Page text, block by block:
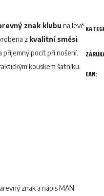
znak klubu na levé
z kvalitní směsi
příjemný pocit při nošení.
kouskem šatníku.
znak a nápis MAN
EAN: